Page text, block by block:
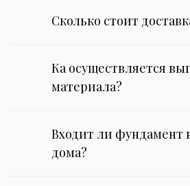
Сколько стоит
Ка осуществляется
материала?
Входит ли фундамент в
дома?